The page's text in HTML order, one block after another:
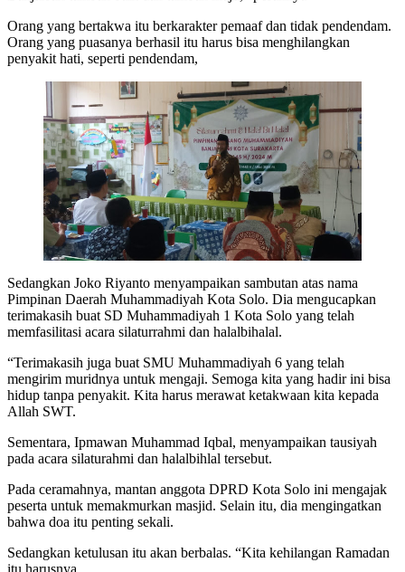
Orang yang bertakwa itu berkarakter pemaaf dan tidak pendendam.
Orang yang puasanya berhasil itu harus bisa menghilangkan
penyakit hati, seperti pendendam,
Sedangkan Joko Riyanto menyampaikan sambutan atas nama
Pimpinan Daerah Muhammadiyah Kota Solo. Dia mengucapkan
terimakasih buat SD Muhammadiyah 1 Kota Solo yang telah
memfasilitasi acara silaturrahmi dan halalbihalal.
“Terimakasih juga buat SMU Muhammadiyah 6 yang telah
mengirim muridnya untuk mengaji. Semoga kita yang hadir ini bisa
hidup tanpa penyakit. Kita harus merawat ketakwaan kita kepada
Allah SWT.
Sementara, Ipmawan Muhammad Iqbal, menyampaikan tausiyah
pada acara silaturahmi dan halalbihlal tersebut.
Pada ceramahnya, mantan anggota DPRD Kota Solo ini mengajak
peserta untuk memakmurkan masjid. Selain itu, dia mengingatkan
bahwa doa itu penting sekali.
Sedangkan ketulusan itu akan berbalas. “Kita kehilangan Ramadan
itu harusnya